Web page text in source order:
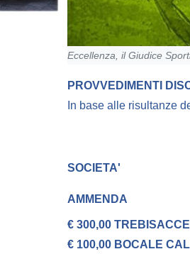
Eccellenza, il Giudice
PROVVEDIMENTI
In base alle risultanze
SOCIETA'
AMMENDA
€ 300,00
€ 100,00 BOCALE